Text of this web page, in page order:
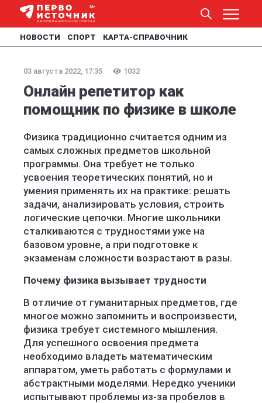
НОВОСТИ СПОРТ КАРТА-СПРАВОЧНИК
03 августа 2022, 17:35 1032
Онлайн репетитор как
помощник по физике в школе
Физика традиционно считается одним из
самых сложных предметов школьной
программы. Она требует не только
усвоения теоретических понятий, но и
умения применять их на практике: решать
задачи, анализировать условия, строить
логические цепочки. Многие школьники
сталкиваются с трудностями уже на
базовом уровне, а при подготовке к
экзаменам сложности возрастают в разы.
Почему физика вызывает трудности
В отличие от гуманитарных предметов, где
многое можно запомнить и воспроизвести,
физика требует системного мышления.
Для успешного освоения предмета
необходимо владеть математическим
аппаратом, уметь работать с формулами и
абстрактными моделями. Нередко ученики
испытывают проблемы из-за пробелов в